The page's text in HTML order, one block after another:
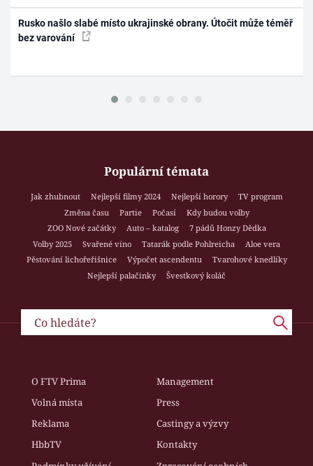
Rusko našlo slabé místo ukrajinské obrany. Útočit může téměř
bez varování
Populární témata
Jak zhubnout Nejlepší filmy 2024 Nejlepší horory
TV program
Změna času
Partie Počasí
Kdy budou volby
ZOO Nové začátky
Auto – katalog
7 pádů Honzy Dědka
Volby 2025
Svařené víno Tatarák podle Pohlreicha
Aloe vera
Pěstování lichořeřišnice
Výpočet ascendentu
Tvarohové knedlíky
Nejlepší palačinky
Švestkový koláč
O FTV Prima
Management
Volná místa
Press
Reklama
Castingy a výzvy
HbbTV
Kontakty